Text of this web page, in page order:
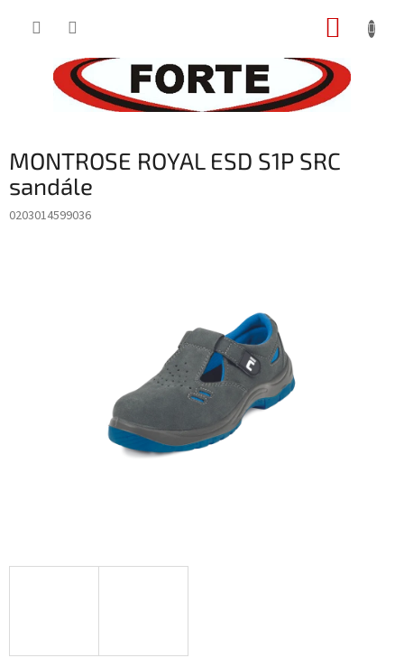
MONTROSE ROYAL ESD S1P SRC
sandále
0203014599036